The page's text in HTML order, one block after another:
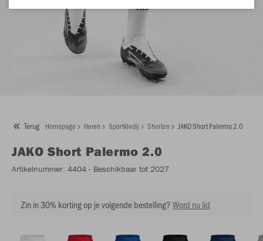
Terug Homepage Heren Sportkledij Shorten JAKO Short Palermo 2.0
JAKO Short Palermo 2.0
Artikelnummer: 4404 - Beschikbaar tot 2027
Zin in 30% korting op je volgende bestelling?Word nu lid